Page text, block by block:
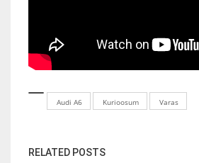
Audi A6 Kurioosum Varas
RELATED POSTS